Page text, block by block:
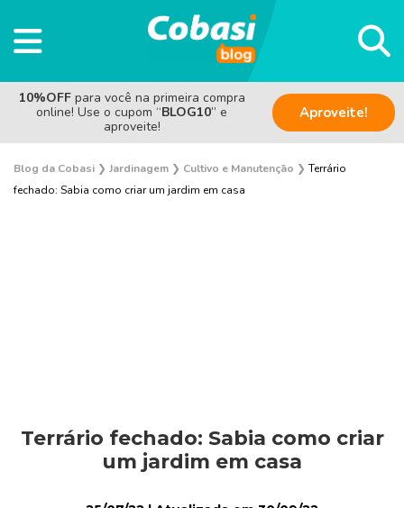
10%OFF para você na primeira compra
online! Use o cupom “BLOG10” e
aproveite!
Aproveite!
Blog da Cobasi ❯ Jardinagem ❯ Cultivo e Manutenção ❯ Terrário
fechado: Sabia como criar um jardim em casa
Cultivo e Manutenção
Terrário fechado: Sabia como criar
um jardim em casa